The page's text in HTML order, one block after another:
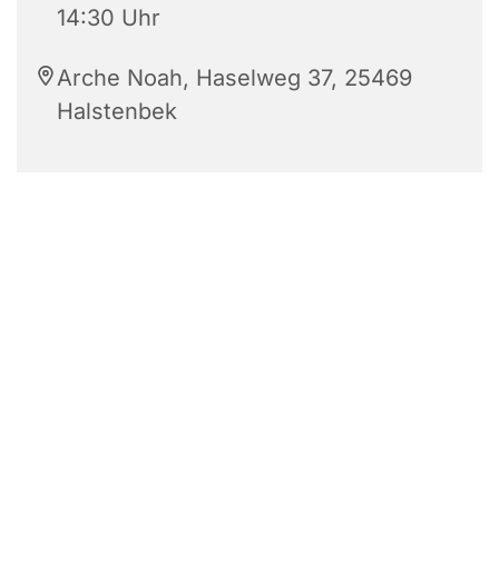
14:30 Uhr
Arche Noah, Haselweg 37, 25469
Halstenbek